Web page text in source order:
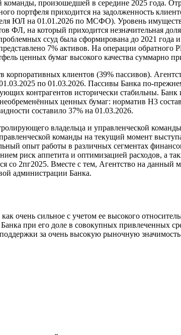
произошедшей в середине 2025 года.
портфеля приходится на задолженность
ЮЛ на 01.01.2026 по МСФО). Уровень
ФЛ, на который приходится незначительная
ссуд была сформирована до 2021 года
7% активов. На операции
ценных бумаг высокого качества суммарно
корпоративных клиентов (39% пассивов).
по 01.03.2026. Пассивы Банка по-
контрагентов исторически стабильны.
ценных бумаг: норматив Н3
составило 37% на 01.03.2026.
владельца и управленческой
команды на текущий момент
опыт работы в различных сегментах
риск аппетита и оптимизацией расходов, а
со 2пг2025. Вместе с тем, Агентство на данный
администрации Банка.
очень сильное с учетом ее высокого
при его доле в совокупных привлеченных
за очень высокую рыночную